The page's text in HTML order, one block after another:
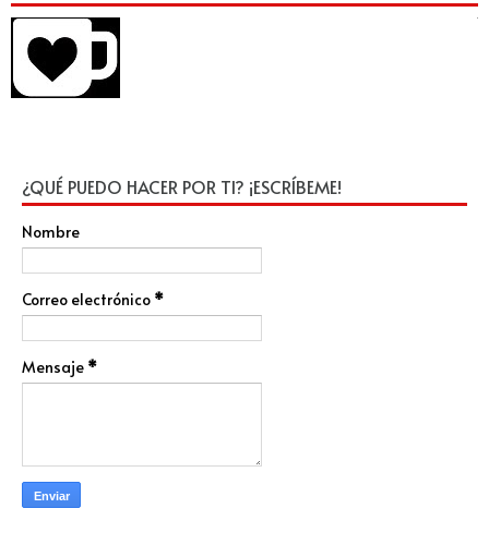
¿QUÉ PUEDO HACER POR TI? ¡ESCRÍBEME!
Nombre
Correo electrónico *
Mensaje *